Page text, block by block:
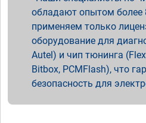
обладают опытом более
применяем только
оборудование для
Autel) и чип тюнинга
Bitbox, PCMFlash), что
безопасность для